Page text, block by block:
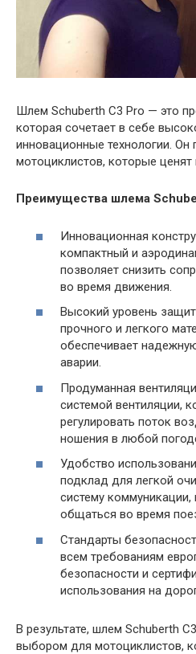
Шлем Schuberth C3 Pro — это
которая сочетает в себе
инновационные технологии. Он
мотоциклистов, которые
Преимущества шлема
Инновационная
компактный и
позволяет снизить
во время движения.
Высокий уровень
прочного и легкого
обеспечивает
аварии.
Продуманная
системой вентиляции,
регулировать поток
ношения в любой
Удобство
подклад для легкой
систему коммуникации,
общаться во время
Стандарты
всем требованиям
безопасности и
использования на
В результате, шлем Schuberth
выбором для мотоциклистов,